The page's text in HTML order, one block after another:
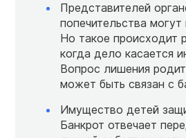
Представителей
попечительства
Но такое происходит
когда дело касается
Вопрос лишения
может быть связан с
Имущество детей
Банкрот отвечает